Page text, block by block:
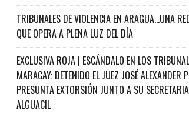
TRIBUNALES DE VIOLENCIA EN ARAGUA…UNA
QUE OPERA A PLENA LUZ DEL DÍA
EXCLUSIVA ROJA | ESCÁNDALO EN LOS
MARACAY: DETENIDO EL JUEZ JOSÉ ALEXANDER
PRESUNTA EXTORSIÓN JUNTO A SU
ALGUACIL